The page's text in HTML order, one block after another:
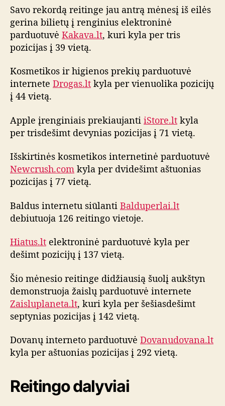
d
u
o
i
ų
t
n
g
ž
v
l
Savo rekordą reitinge jau antrą mėnesį iš eilės
gerina bilietų į renginius elektroninė
parduotuvė Kakava.lt, kuri kyla per tris
pozicijas į 39 vietą.
Kosmetikos ir higienos prekių parduotuvė
internete Drogas.lt kyla per vienuolika pozicijų
į 44 vietą.
Apple įrenginiais prekiaujanti iStore.lt kyla
per trisdešimt devynias pozicijas į 71 vietą.
Išskirtinės kosmetikos internetinė parduotuvė
Newcrush.com kyla per dvidešimt aštuonias
pozicijas į 77 vietą.
Baldus internetu siūlanti Balduperlai.lt
debiutuoja 126 reitingo vietoje.
Hiatus.lt elektroninė parduotuvė kyla per
dešimt pozicijų į 137 vietą.
Šio mėnesio reitinge didžiausią šuolį aukštyn
demonstruoja žaislų parduotuvė internete
Zaisluplaneta.lt, kuri kyla per šešiasdešimt
septynias pozicijas į 142 vietą.
Dovanų interneto parduotuvė Dovanudovana.lt
kyla per aštuonias pozicijas į 292 vietą.
Reitingo dalyviai